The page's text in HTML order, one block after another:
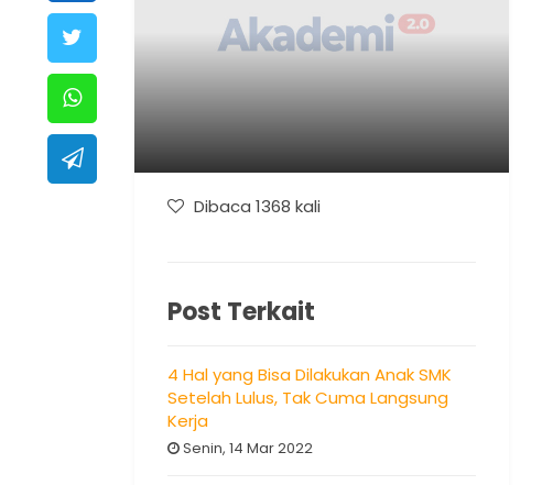
Dibaca 1368 kali
Post Terkait
4 Hal yang Bisa Dilakukan Anak SMK
Setelah Lulus, Tak Cuma Langsung
Kerja
Senin, 14 Mar 2022